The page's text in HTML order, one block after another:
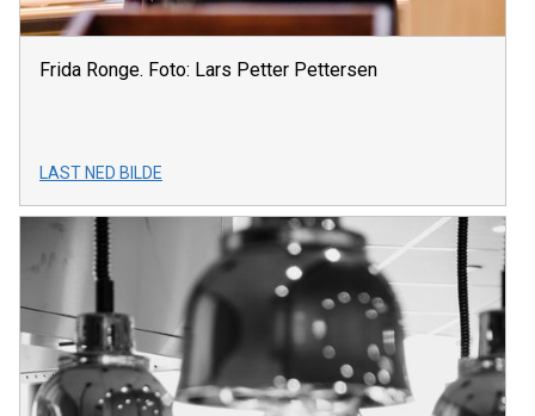
Frida Ronge. Foto: Lars Petter Pettersen
LAST NED BILDE